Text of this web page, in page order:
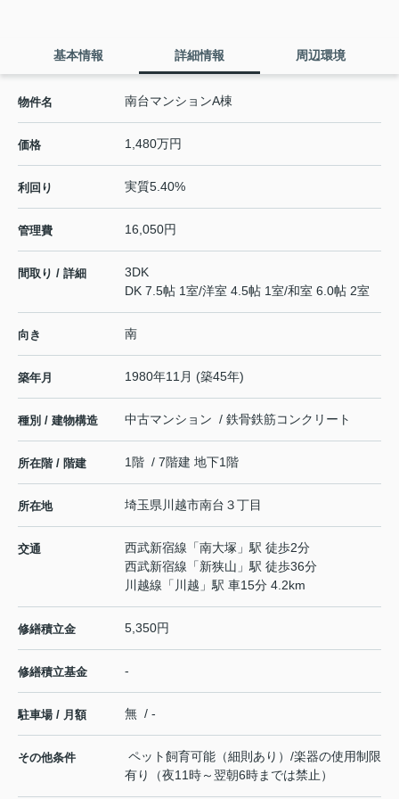
基本情報 詳細情報 周辺環境
物件名 南台マンションA棟
価格 1,480万円
利回り 実質5.40%
管理費 16,050円
間取り / 詳細
3DK
DK 7.5帖 1室/洋室 4.5帖 1室/和室 6.0帖 2室
向き 南
築年月 1980年11月 (築45年)
種別 / 建物構造 中古マンション / 鉄骨鉄筋コンクリート
所在階 / 階建 1階 / 7階建 地下1階
所在地 埼玉県 川越市南台 ３丁目
交通 西武新宿線 「南大塚 」駅 徒歩2分
西武新宿線 「新狭山 」駅 徒歩36分
川越線 「 川越 」駅 車15分 4.2km
修繕積立金 5,350円
修繕積立基金 -
駐車場 / 月額 無 / -
その他条件
ペット飼育可能（細則あり）/楽器の使用制限
有り（夜11時～翌朝6時までは禁止）